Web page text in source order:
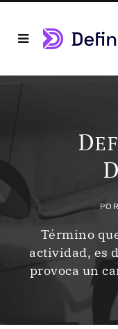
D
D
POR
Término
actividad, es
provoca un